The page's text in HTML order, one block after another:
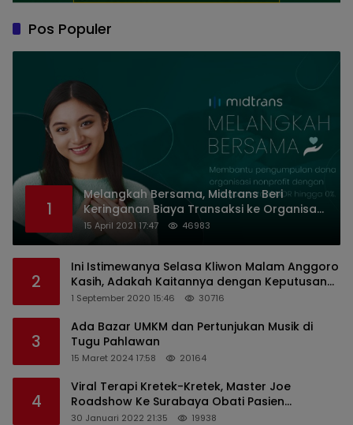
Pos Populer
1
Melangkah Bersama, Midtrans Beri
Keringanan Biaya Transaksi ke Organisasi
Nirlaba Indonesia
15 April 2021 17:47 46983
2
Ini Istimewanya Selasa Kliwon Malam Anggoro
Kasih, Adakah Kaitannya dengan Keputusan
PDIP?
1 September 2020 15:46 30716
3
Ada Bazar UMKM dan Pertunjukan Musik di
Tugu Pahlawan
15 Maret 2024 17:58 20164
4
Viral Terapi Kretek-Kretek, Master Joe
Roadshow Ke Surabaya Obati Pasien
Sekaligus Edukasi Masyarakat
30 Januari 2022 21:35 19938